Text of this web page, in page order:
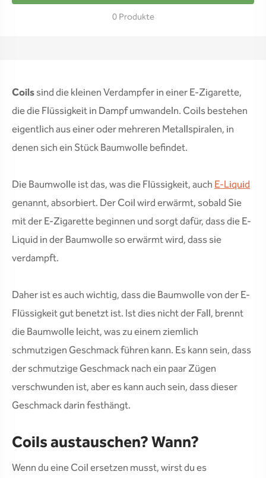
0 Produkte
Coilssind die kleinen Verdampfer in einer E-Zigarette,
die die Flüssigkeit in Dampf umwandeln. Coils bestehen
eigentlich aus einer oder mehreren Metallspiralen, in
denen sich ein Stück Baumwolle befindet.
Die Baumwolle ist das, was die Flüssigkeit, auchE-Liquid
genannt, absorbiert. Der Coil wird erwärmt, sobald Sie
mit der E-Zigarette beginnen und sorgt dafür, dass die E-
Liquid in der Baumwolle so erwärmt wird, dass sie
verdampft.
Daher ist es auch wichtig, dass die Baumwolle von der E-
Flüssigkeit gut benetzt ist. Ist dies nicht der Fall, brennt
die Baumwolle leicht, was zu einem ziemlich
schmutzigen Geschmack führen kann. Es kann sein, dass
der schmutzige Geschmack nach ein paar Zügen
verschwunden ist, aber es kann auch sein, dass dieser
Geschmack darin festhängt.
Coils austauschen? Wann?
Wenn du eine Coil ersetzen musst, wirst du es